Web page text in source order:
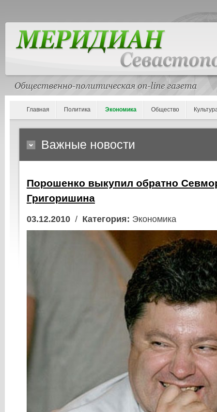
Главная Политика Экономика Общество
Важные новости
Порошенко выкупил обратно
Григоришина
03.12.2010 / Категория: Экономика